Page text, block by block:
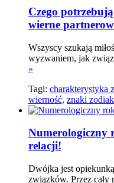
Czego
wierne
Wszyscy szukają
wyzwaniem, jak
»
Tagi: charakterystyka
wierność, znaki
Numerologiczny
relacji!
Dwójka jest
związków. Przez